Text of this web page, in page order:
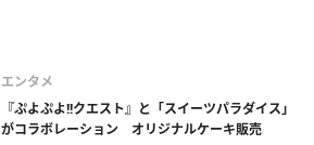
エンタメ
『ぷよぷよ!!クエスト』と「スイーツパラダイス」
がコラボレーション オリジナルケーキ販売